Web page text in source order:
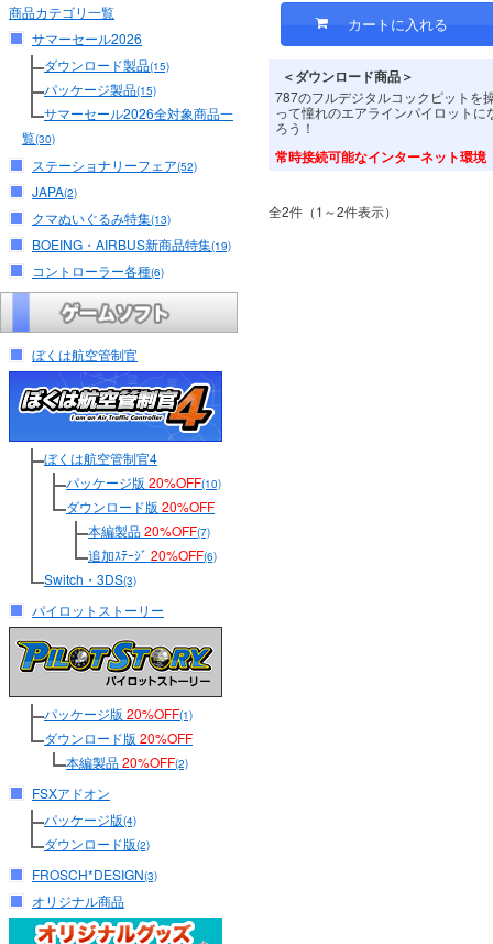
商品カテゴリ一覧
サマーセール2026
ダウンロード製品(15)
パッケージ製品(15)
サマーセール2026全対象商品一
覧(30)
ステーショナリーフェア(52)
JAPA(2)
クマぬいぐるみ特集(13)
BOEING・AIRBUS新商品特集(19)
コントローラー各種(6)
ぼくは航空管制官
ぼくは航空管制官4
パッケージ版 20%OFF(10)
ダウンロード版 20%OFF
本編製品20%OFF(7)
追加ｽﾃｰｼﾞ 20%OFF(6)
Switch・3DS(3)
パイロットストーリー
パッケージ版 20%OFF(1)
ダウンロード版 20%OFF
本編製品20%OFF(2)
FSXアドオン
パッケージ版(4)
ダウンロード版(2)
FROSCH*DESIGN(3)
オリジナル商品
＜ダウンロード商品＞
787のフルデジタルコックピットを
って憧れのエアラインパイロットに
ろう！
常時接続可能なインターネット環境
全2件（1～2件表示）